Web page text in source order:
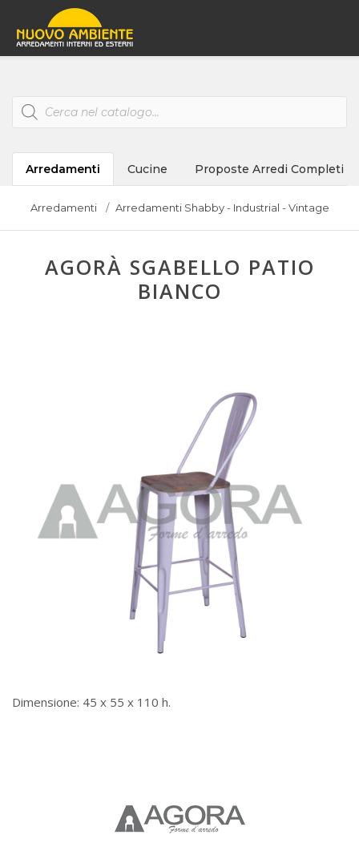
Products
search
Arredamenti Cucine Proposte Arredi Completi
Arredamenti Arredamenti Shabby - Industrial - Vintage
AGORÀ SGABELLO PATIO
BIANCO
Dimensione: 45 x 55 x 110 h.